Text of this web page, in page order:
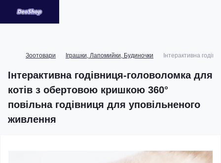
Зоотовари Іграшки, Лапомийки, Будиночки Інтерактивна
Інтерактивна годівниця-головоломка для
котів з обертовою кришкою 360°
повільна годівниця для уповільненого
живлення